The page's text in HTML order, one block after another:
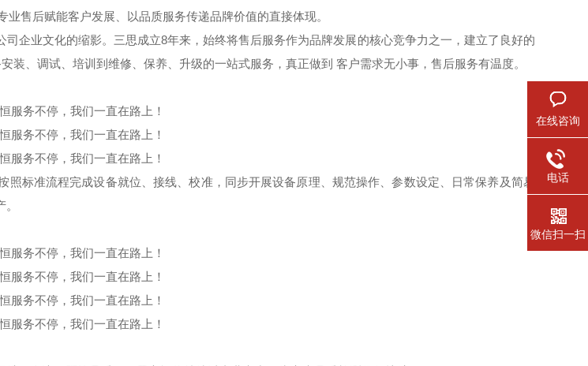
售后赋能客户发展、以品质服务传递品牌价值的直接体现。
企业文化的缩影。三思成立8年来，始终将售后服务作为品牌发展的核心竞争力之一，建立了良好的
、调试、培训到维修、保养、升级的一站式服务，真正做到 客户需求无小事，售后服务有温度。
标准流程完成设备就位、接线、校准，同步开展设备原理、规范操作、参数设定、日常保养及简易
在线咨询
电话
微信扫一扫